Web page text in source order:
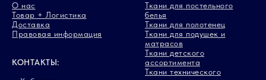
О нас
Товар + Логистика
Доставка
Правовая информация
КОНТАКТЫ:
Ткани для постельного
белья
Ткани для полотенец
Ткани для подушек и
матрасов
Ткани детского
ассортимента
Ткани технического